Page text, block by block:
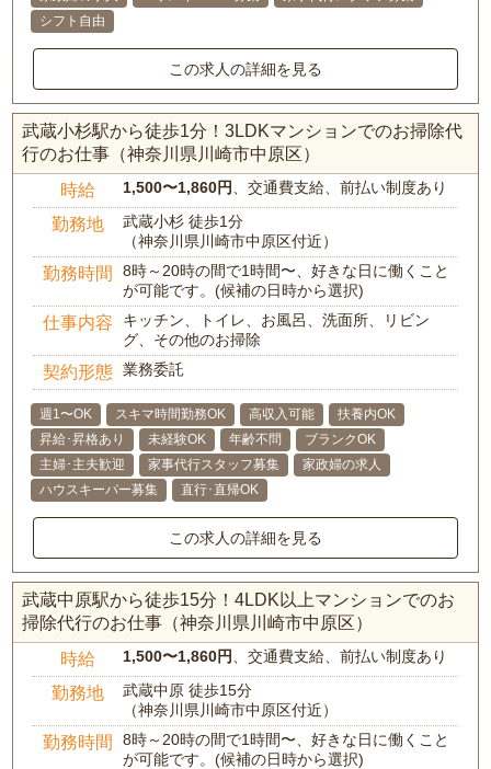
シフト自由
この求人の詳細を見る
武蔵小杉駅から徒歩1分！3LDKマンションでのお掃除代
行のお仕事（神奈川県川崎市中原区）
時給 1,500〜1,860円 、交通費支給、前払い制度あり
勤務地
武蔵小杉 徒歩1分
（神奈川県川崎市中原区付近）
勤務時間
8時～20時の間で1時間〜、好きな日に働くこと
が可能です。(候補の日時から選択)
仕事内容
キッチン、トイレ、お風呂、洗面所、リビン
グ、その他のお掃除
契約形態 業務委託
週1〜OK スキマ時間勤務OK 高収入可能
扶養内OK
昇給･昇格あり
未経験OK 年齢不問
ブランクOK
主婦･主夫歓迎
家事代行スタッフ募集
家政婦の求人
ハウスキーパー募集
直行･直帰OK
この求人の詳細を見る
武蔵中原駅から徒歩15分！4LDK以上マンションでのお
掃除代行のお仕事（神奈川県川崎市中原区）
時給 1,500〜1,860円 、交通費支給、前払い制度あり
勤務地
武蔵中原 徒歩15分
（神奈川県川崎市中原区付近）
勤務時間
8時～20時の間で1時間〜、好きな日に働くこと
が可能です。(候補の日時から選択)